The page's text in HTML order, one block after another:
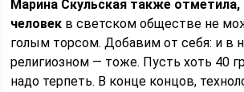
Марина Скульская также
человек в светском обществе не
голым торсом. Добавим от себя: и в
религиозном — тоже. Пусть хоть 40
надо терпеть. В конце концов,